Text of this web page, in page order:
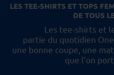
LES TEE-SHIRTS ET TOPS
DE TOUS
Les tee-shirts et
partie du quotidien
une bonne coupe, une
que l'on